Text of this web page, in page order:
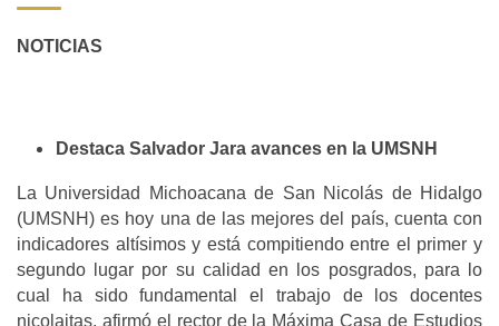
NOTICIAS
Destaca Salvador Jara avances en la UMSNH
La Universidad Michoacana de San Nicolás de Hidalgo
(UMSNH) es hoy una de las mejores del país, cuenta con
indicadores altísimos y está compitiendo entre el primer y
segundo lugar por su calidad en los posgrados, para lo
cual ha sido fundamental el trabajo de los docentes
nicolaitas, afirmó el rector de la Máxima Casa de Estudios